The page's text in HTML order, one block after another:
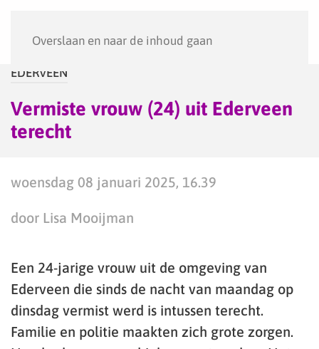
Overslaan en naar de inhoud gaan
EDERVEEN
Vermiste vrouw (24) uit Ederveen
terecht
woensdag 08 januari 2025, 16.39
door Lisa Mooijman
Een 24-jarige vrouw uit de omgeving van
Ederveen die sinds de nacht van maandag op
dinsdag vermist werd is intussen terecht.
Familie en politie maakten zich grote zorgen.